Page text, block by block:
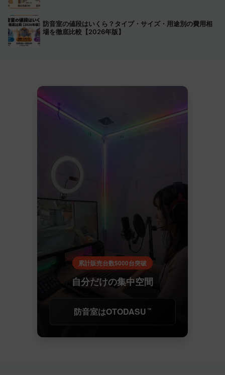
防音室の値段はいくら？タイプ・サイズ・用途別の費用相
場を徹底比較【2026年版】
累計販売台数5000台突破
自分だけの集中空間
防音室はOTODASU ™